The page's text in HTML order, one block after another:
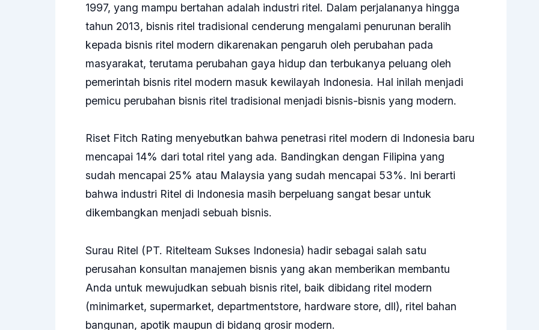
1997, yang mampu bertahan adalah industri ritel. Dalam perjalananya hingga
tahun 2013, bisnis ritel tradisional cenderung mengalami penurunan beralih
kepada bisnis ritel modern dikarenakan pengaruh oleh perubahan pada
masyarakat, terutama perubahan gaya hidup dan terbukanya peluang oleh
pemerintah bisnis ritel modern masuk kewilayah Indonesia. Hal inilah menjadi
pemicu perubahan bisnis ritel tradisional menjadi bisnis-bisnis yang modern.
Riset Fitch Rating menyebutkan bahwa penetrasi ritel modern di Indonesia baru
mencapai 14% dari total ritel yang ada. Bandingkan dengan Filipina yang
sudah mencapai 25% atau Malaysia yang sudah mencapai 53%. Ini berarti
bahwa industri Ritel di Indonesia masih berpeluang sangat besar untuk
dikembangkan menjadi sebuah bisnis.
Surau Ritel (PT. Ritelteam Sukses Indonesia) hadir sebagai salah satu
perusahan konsultan manajemen bisnis yang akan memberikan membantu
Anda untuk mewujudkan sebuah bisnis ritel, baik dibidang ritel modern
(minimarket, supermarket, departmentstore, hardware store, dll), ritel bahan
bangunan, apotik maupun di bidang grosir modern.